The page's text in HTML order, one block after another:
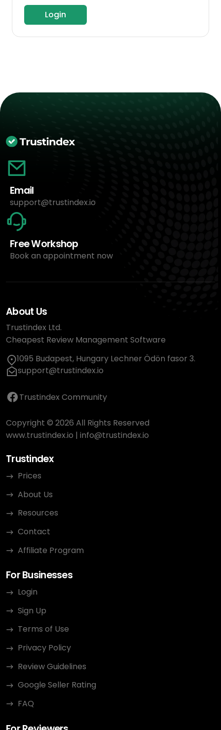
Login
Email
support@trustindex.io
Free Workshop
Book an appointment now
About Us
Trustindex Ltd.
Cheapest Review Management Software
1095 Budapest, Hungary Lechner Ödön fasor 3.
support@trustindex.io
Trustindex Community
Copyright © 2026 All Rights Reserved
www.trustindex.io | info@trustindex.io
Trustindex
Prices
About Us
Resources
Contact
Affiliate Program
For Businesses
Login
Sign Up
Terms of Use
Privacy Policy
Review Guidelines
Google Seller Rating
FAQ